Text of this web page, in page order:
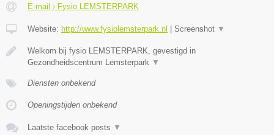
E-mail › Fysio LEMSTERPARK
Website: http://www.fysiolemsterpark.nl Screenshot ▼
Welkom bij fysio LEMSTERPARK, gevestigd in
Gezondheidscentrum Lemsterpark ▼
Diensten onbekend
Openingstijden onbekend
Laatste facebook posts ▼